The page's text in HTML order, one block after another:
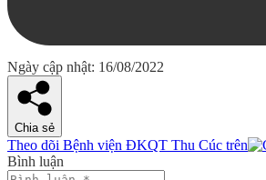
Ngày cập nhật: 16/08/2022
Chia sẻ
Theo dõi Bệnh viện ĐKQT Thu Cúc trên
Bình luận